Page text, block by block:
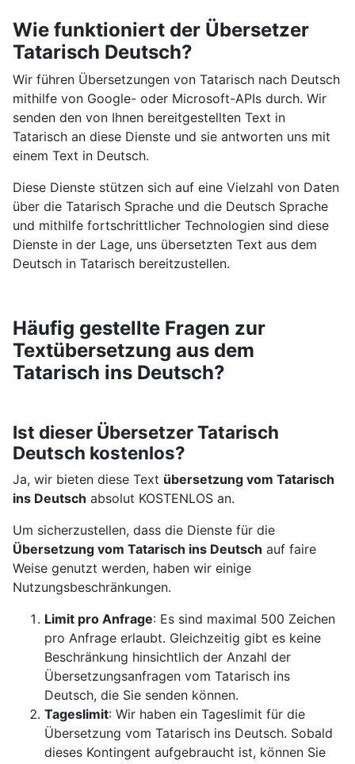
Wie funktioniert der Übersetzer
Tatarisch Deutsch?
Wir führen Übersetzungen von Tatarisch nach Deutsch
mithilfe von Google- oder Microsoft-APIs durch. Wir
senden den von Ihnen bereitgestellten Text in
Tatarisch an diese Dienste und sie antworten uns mit
einem Text in Deutsch.
Diese Dienste stützen sich auf eine Vielzahl von Daten
über die Tatarisch Sprache und die Deutsch Sprache
und mithilfe fortschrittlicher Technologien sind diese
Dienste in der Lage, uns übersetzten Text aus dem
Deutsch in Tatarisch bereitzustellen.
Häufig gestellte Fragen zur
Textübersetzung aus dem
Tatarisch ins Deutsch?
Ist dieser Übersetzer Tatarisch
Deutsch kostenlos?
Ja, wir bieten diese Text übersetzung vom Tatarisch
ins Deutsch absolut KOSTENLOS an.
Um sicherzustellen, dass die Dienste für die
Übersetzung vom Tatarisch ins Deutsch auf faire
Weise genutzt werden, haben wir einige
Nutzungsbeschränkungen.
Limit pro Anfrage: Es sind maximal 500 Zeichen
pro Anfrage erlaubt. Gleichzeitig gibt es keine
Beschränkung hinsichtlich der Anzahl der
Übersetzungsanfragen vom Tatarisch ins
Deutsch, die Sie senden können.
Tageslimit: Wir haben ein Tageslimit für die
Übersetzung vom Tatarisch ins Deutsch. Sobald
dieses Kontingent aufgebraucht ist, können Sie